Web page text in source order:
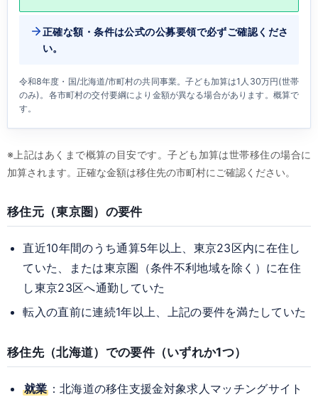
正確な額・条件は公式の公募要領で必ずご確認くださ
い。
令和8年度・国/北海道/市町村の共同事業。子ども加算は1人30万円(世帯
のみ)。各市町村の交付要綱により金額が異なる場合があります。概算で
す。
※上記はあくまで概算の目安です。子ども加算は世帯移住の場合に
加算されます。正確な金額は移住先の市町村にご確認ください。
移住元（東京圏）の要件
直近10年間のうち通算5年以上、東京23区内に在住し
ていた、または東京圏（条件不利地域を除く）に在住
し東京23区へ通勤していた
転入の直前に連続1年以上、上記の要件を満たしていた
移住先（北海道）での要件（いずれか1つ）
就業：北海道の移住支援金対象求人マッチングサイト